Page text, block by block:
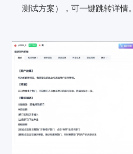
测试方案），可一键跳转详情。